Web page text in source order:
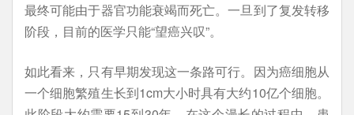
最终可能由于器官功能衰竭而死亡。一旦到了复发转移
阶段，目前的医学只能“望癌兴叹”。
如此看来，只有早期发现这一条路可行。因为癌细胞从
一个细胞繁殖生长到1cm大小时具有大约10亿个细胞。